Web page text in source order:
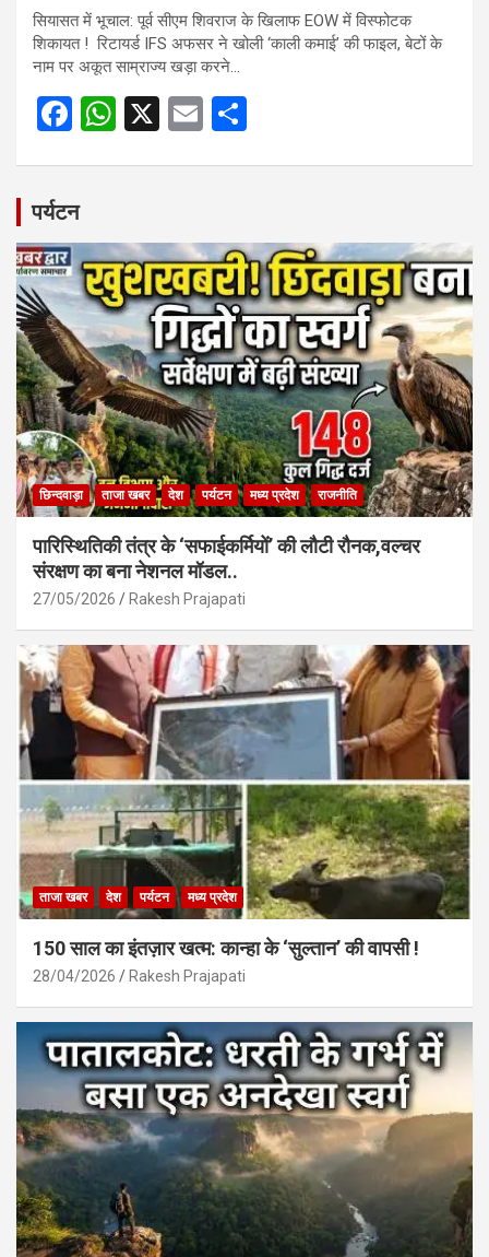
सियासत में भूचाल: पूर्व सीएम शिवराज के खिलाफ EOW में विस्फोटक
शिकायत ! रिटायर्ड IFS अफसर ने खोली ‘काली कमाई’ की फाइल, बेटों के
नाम पर अकूत साम्राज्य खड़ा करने…
F
b
o
o
k
W
A
p
p
X
E
पर्यटन
छिन्दवाड़ा ताजा खबर देश पर्यटन मध्य प्रदेश राजनीति
पारिस्थितिकी तंत्र के ‘सफाईकर्मियों’ की लौटी रौनक,वल्चर
संरक्षण का बना नेशनल मॉडल..
27/05/2026 Rakesh Prajapati
ताजा खबर देश पर्यटन मध्य प्रदेश
150 साल का इंतज़ार खत्म: कान्हा के ‘सुल्तान’ की वापसी !
28/04/2026 Rakesh Prajapati